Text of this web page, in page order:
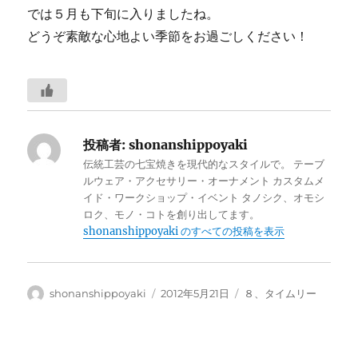
では５月も下旬に入りましたね。
どうぞ素敵な心地よい季節をお過ごしください！
投稿者: shonanshippoyaki
伝統工芸の七宝焼きを現代的なスタイルで。 テーブ
ルウェア・アクセサリー・オーナメント カスタムメ
イド・ワークショップ・イベント タノシク、オモシ
ロク、モノ・コトを創り出してます。
shonanshippoyaki のすべての投稿を表示
投
shonanshippoyaki
投
2012年5月21日
カ
８、タイムリー